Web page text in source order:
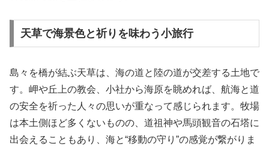
天草で海景色と祈りを味わう小旅行
島々を橋が結ぶ天草は、海の道と陸の道が交差する土地で
す。岬や丘上の教会、小社から海原を眺めれば、航海と道
の安全を祈った人々の思いが重なって感じられます。牧場
は本土側ほど多くないものの、道祖神や馬頭観音の石塔に
出会えることもあり、海と“移動の守り”の感覚が繋がりま